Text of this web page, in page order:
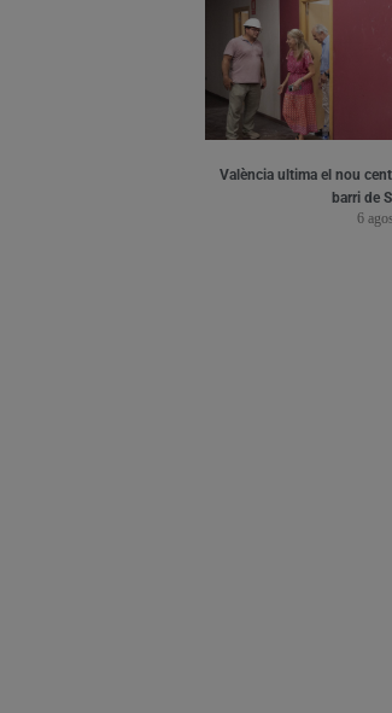
València ultima el nou
barri de
6